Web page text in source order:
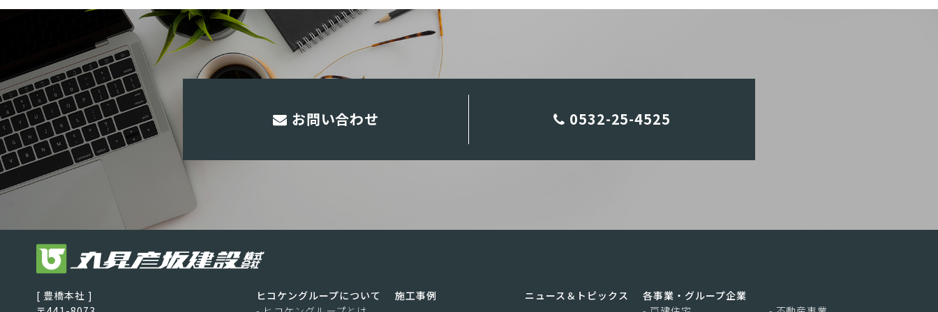
お問い合わせ 0532-25-4525
[ 豊橋本社 ]
ヒコケングループについて
施工事例
ニュース＆トピックス
各事業・グループ企業